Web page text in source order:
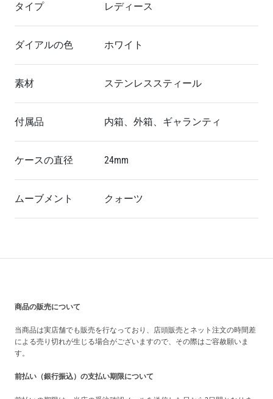
タイプ レディース
ダイアルの色 ホワイト
素材 ステンレススティール
付属品 内箱、外箱、ギャランティ
ケースの直径 24mm
ムーブメント クォーツ
商品の販売について
当商品は実店舗でも販売を行なっており、店頭販売とネット注文の時間差
による売り切れが生じる場合がございますので、その際はご容赦願いま
す。
前払い（銀行振込）の支払い期限について